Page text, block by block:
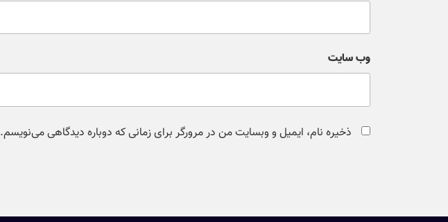
وب‌ سایت
ذخیره نام، ایمیل و وبسایت من در مرورگر برای زمانی که دوباره دیدگاهی می‌نویسم.